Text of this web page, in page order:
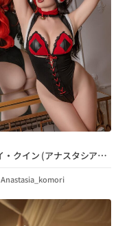
ハーレイ・クイン (アナスタシア・コモリ) (DC)
Anastasia_komori